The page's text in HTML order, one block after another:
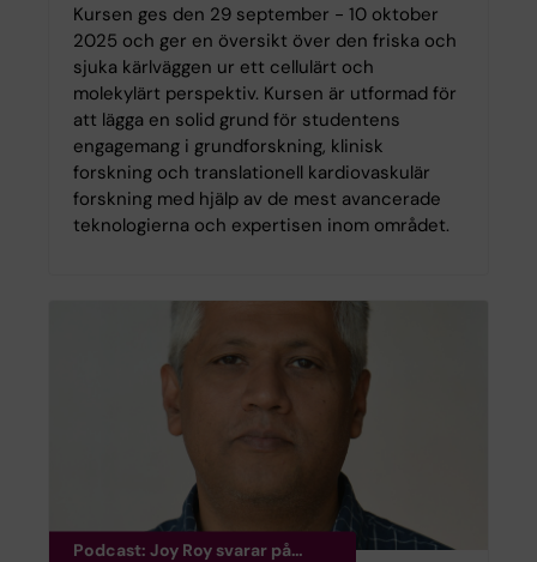
Kursen ges den 29 september - 10 oktober
2025 och ger en översikt över den friska och
sjuka kärlväggen ur ett cellulärt och
molekylärt perspektiv. Kursen är utformad för
att lägga en solid grund för studentens
engagemang i grundforskning, klinisk
forskning och translationell kardiovaskulär
forskning med hjälp av de mest avancerade
teknologierna och expertisen inom området.
Podcast: Joy Roy svarar på